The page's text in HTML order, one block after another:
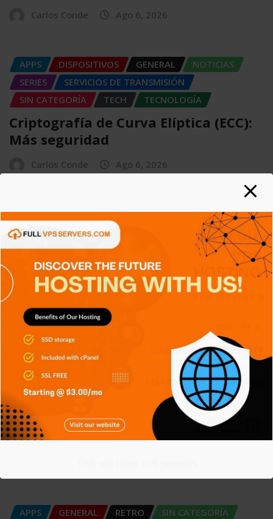
Carlos Conde Ago 6, 2026
APPS DISPOSITIVOS GENERAL
NOTICIAS
SERIES
SERVICIOS DE TRANSMISIÓN
SIN CATEGORÍA
TECH TECNOLOGÍA
Criptografía de Curva Elíptica (ECC):
Más seguridad
Carlos Conde Ago 6, 2026
APPS GENERAL NOTICIAS
SERIES
SIN CATEGORÍA
SISTEMA OPERATIVO
TECH
TECNOLOGÍA
Git: La herramienta que transformó
el desarrollo de software
Carlos Conde
APPS DISPOSITIVOS
NOTICIAS
SIN CATEGORÍA
SISTEMA OPERATIVO
TECH
TECNOLOGÍA
SIEM: El sistema que convierte miles
de registros en información
APPS GENERAL RETRO
SIN CATEGORÍA